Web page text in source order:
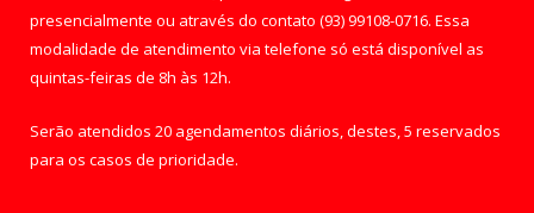
presencialmente ou através do contato (93) 99108-0716. Essa
modalidade de atendimento via telefone só está disponível as
quintas-feiras de 8h às 12h.
Serão atendidos 20 agendamentos diários, destes, 5 reservados
para os casos de prioridade.